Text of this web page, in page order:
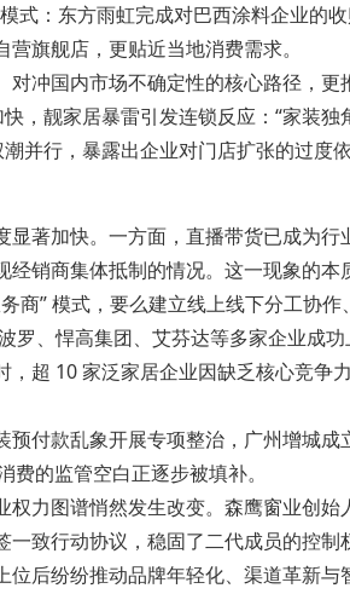
式：东方雨虹完成对巴西涂料企业
旗舰店，更贴近当地消费需求。
冲国内市场不确定性的核心路径，
，靓家居暴雷引发连锁反应：“家装
并行，暴露出企业对门店扩张的过度
著加快。一方面，直播带货已成为
销商集体抵制的情况。这一现象的
” 模式，要么建立线上线下分工协作
罗、悍高集团、艾芬达等多家企业成
超 10 家泛家居企业因缺乏核心竞争
付款乱象开展专项整治，广州增城
的监管空白正逐步被填补。
力图谱悄然发生改变。森鹰窗业创
致行动协议，稳固了二代成员的控制
后纷纷推动品牌年轻化、渠道革新